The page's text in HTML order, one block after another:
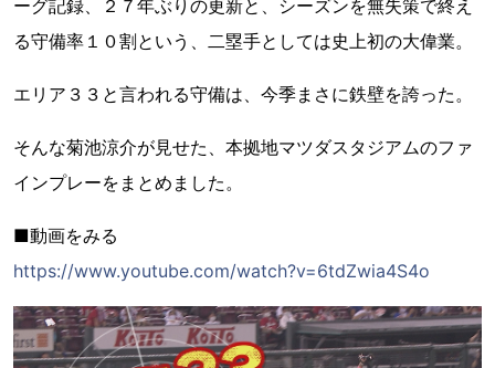
ーグ記録、２７年ぶりの更新と、シーズンを無失策で終え
る守備率１０割という、二塁手としては史上初の大偉業。
エリア３３と言われる守備は、今季まさに鉄壁を誇った。
そんな菊池涼介が見せた、本拠地マツダスタジアムのファ
インプレーをまとめました。
■動画をみる
https://www.youtube.com/watch?v=6tdZwia4S4o